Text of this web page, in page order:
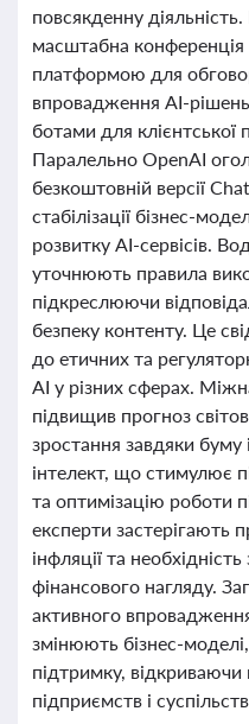
повсякденну діяльність.
масштабна конференція
платформою для
впровадження AI-рішень
ботами для клієнтської
Паралельно OpenAI
безкоштовній версії
стабілізації бізнес-
розвитку AI-сервісів.
уточнюють правила
підкреслюючи
безпеку контенту. Це
до етичних та
AI у різних сферах.
підвищив прогноз
зростання завдяки буму
інтелект, що стимулює
та оптимізацію роботи
експерти застерігають
інфляції та
фінансового нагляду.
активного
змінюють бізнес-
підтримку, відкриваючи
підприємств і